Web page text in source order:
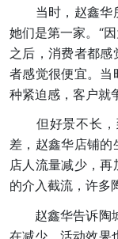
当时，赵鑫华所
她们是第一家。“
之后，消费者都
者感觉很便宜。当
种紧迫感，客户就
但好景不长，
差，赵鑫华店铺的
店人流量减少，
的介入截流，许多
赵鑫华告诉陶城
在减少，活动效果